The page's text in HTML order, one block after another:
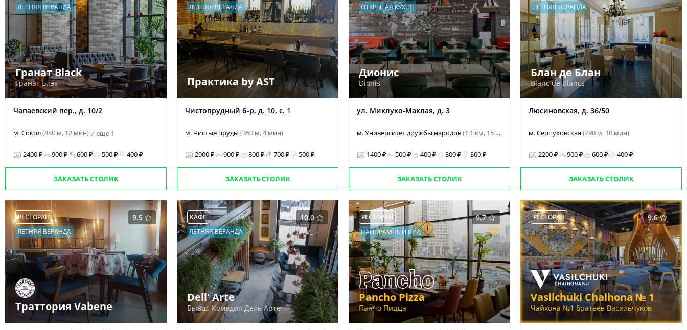
ЛЕТНЯЯ ВЕРАНДА
Гранат Black
Гранат Блэк
Чапаевский пер., д. 10/2
м. Сокол(880 м, 12 мин) и еще 1
2400 ₽ 900 ₽ 600 ₽ 500 ₽ 400 ₽
ЗАКАЗАТЬ СТОЛИК
ЛЕТНЯЯ ВЕРАНДА
Практика by AST
Чистопрудный б-р, д. 10, с. 1
м. Чистые пруды (350 м, 4 мин)
2900 ₽ 900 ₽ 800 ₽ 700 ₽ 500 ₽
ЗАКАЗАТЬ СТОЛИК
ОТКРЫТАЯ КУХНЯ
Дионис
Dionis
ул. Миклухо-Маклая, д. 3
м. Университет дружбы народов(1.1 км, 15 мин)
1400 ₽ 500 ₽ 400 ₽ 300 ₽ 300 ₽
ЗАКАЗАТЬ СТОЛИК
ЛЕТНЯЯ ВЕРАНДА
Блан де Блан
Blanc de Blancs
Люсиновская, д. 36/50
м. Серпуховская(790 м, 10 мин)
2200 ₽ 900 ₽ 600 ₽ 400 ₽
ЗАКАЗАТЬ СТОЛИК
9.5
РЕСТОРАН
ЛЕТНЯЯ ВЕРАНДА
Траттория Vabene
10.0
КАФЕ
ЛЕТНЯЯ ВЕРАНДА
Dell' Arte
Бывш. Комедия Дель Арте
9.7
РЕСТОРАН
ПАНОРАМНЫЙ ВИД
Pancho Pizza
Панчо Пицца
9.6
РЕСТОРАН
Vasilchuki Chaihona № 1
Чайхона №1 братьев Васильчуков